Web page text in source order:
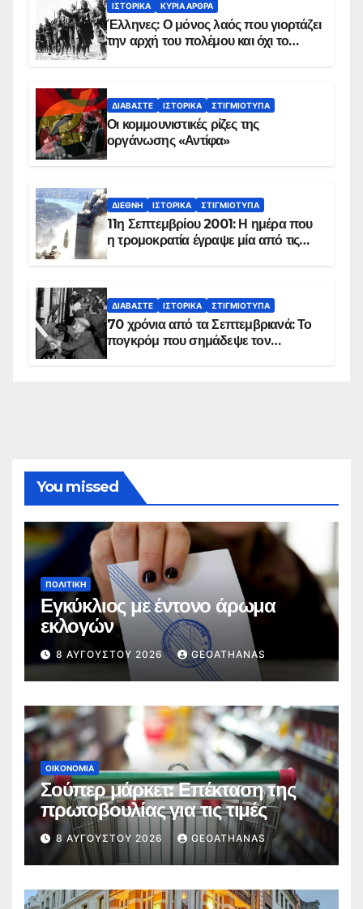
ΙΣΤΟΡΙΚΆ ΚΥΡΙΑ ΑΡΘΡΑ
Έλληνες: Ο μόνος λαός που γιορτάζει
την αρχή του πολέμου και όχι το
ΔΙΑΒΆΣΤΕ ΙΣΤΟΡΙΚΆ ΣΤΙΓΜΙΌΤΥΠΑ
Οι κομμουνιστικές ρίζες της
οργάνωσης «Αντίφα»
ΔΙΕΘΝΉ ΙΣΤΟΡΙΚΆ ΣΤΙΓΜΙΌΤΥΠΑ
11η Σεπτεμβρίου 2001: Η ημέρα που
η τρομοκρατία έγραψε μία από τις
ΔΙΑΒΆΣΤΕ ΙΣΤΟΡΙΚΆ ΣΤΙΓΜΙΌΤΥΠΑ
70 χρόνια από τα Σεπτεμβριανά: Το
πογκρόμ που σημάδεψε τον
You missed
ΠΟΛΙΤΙΚΉ
Εγκύκλιος με έντονο άρωμα
εκλογών
8 ΑΥΓΟΎΣΤΟΥ 2026 GEOATHANAS
ΟΙΚΟΝΟΜΊΑ
Σούπερ μάρκετ: Επέκταση της
πρωτοβουλίας για τις τιμές
8 ΑΥΓΟΎΣΤΟΥ 2026 GEOATHANAS